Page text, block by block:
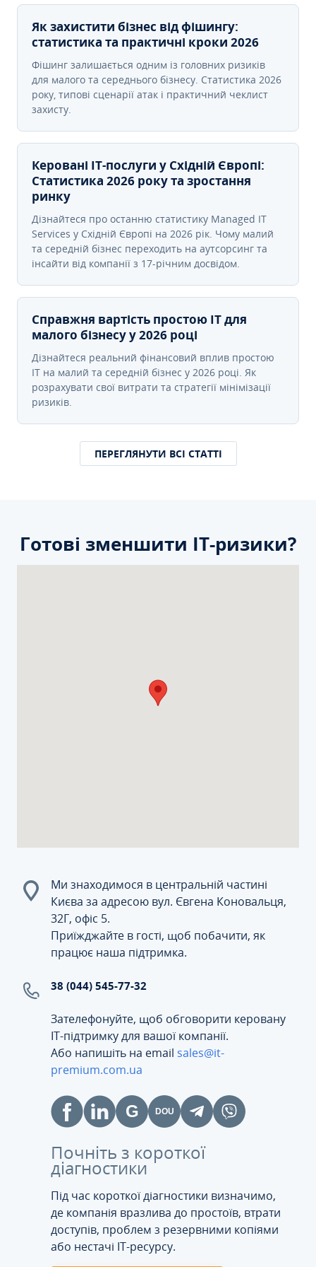
Як захистити бізнес від фішингу:
статистика та практичні кроки 2026
Фішинг залишається одним із головних ризиків
для малого та середнього бізнесу. Статистика 2026
року, типові сценарії атак і практичний чеклист
захисту.
Керовані ІТ-послуги у Східній Європі:
Статистика 2026 року та зростання
ринку
Дізнайтеся про останню статистику Managed IT
Services у Східній Європі на 2026 рік. Чому малий
та середній бізнес переходить на аутсорсинг та
інсайти від компанії з 17-річним досвідом.
Справжня вартість простою IT для
малого бізнесу у 2026 році
Дізнайтеся реальний фінансовий вплив простою
IT на малий та середній бізнес у 2026 році. Як
розрахувати свої витрати та стратегії мінімізації
ризиків.
ПЕРЕГЛЯНУТИ ВСІ СТАТТІ
Готові зменшити ІТ-ризики?
Ми знаходимося в центральній частині
Києва за адресою вул. Євгена Коновальця,
32Г, офіс 5.
Приїжджайте в гості, щоб побачити, як
працює наша підтримка.
38 (044) 545-77-32
Зателефонуйте, щоб обговорити керовану
ІТ-підтримку для вашої компанії.
Або напишіть на email sales@it-
premium.com.ua
Почніть з короткої
діагностики
Під час короткої діагностики визначимо,
де компанія вразлива до простоїв, втрати
доступів, проблем з резервними копіями
або нестачі IT-ресурсу.